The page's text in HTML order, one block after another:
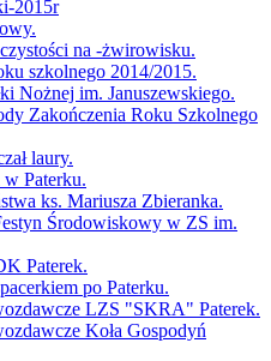
2015r
na -żwirowisku.
szkolnego 2014/2015.
Nożnej im. Januszewskiego.
Zakończenia Roku Szkolnego
laury.
Paterku.
ks. Mariusza Zbieranka.
Środowiskowy w ZS im.
Paterek.
po Paterku.
LZS "SKRA" Paterek.
Koła Gospodyń